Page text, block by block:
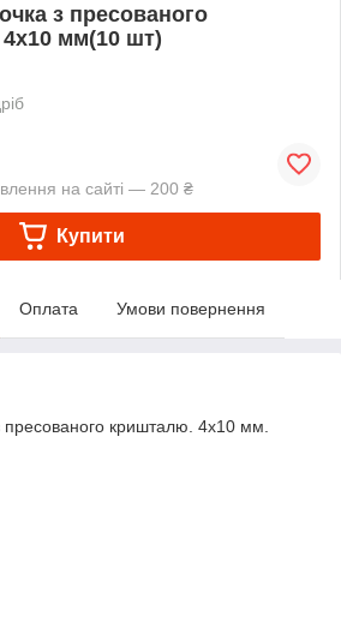
з пресованого
мм(10 шт)
на сайті — 200 ₴
Купити
Оплата Умови повернення
пресованого кришталю. 4х10 мм.